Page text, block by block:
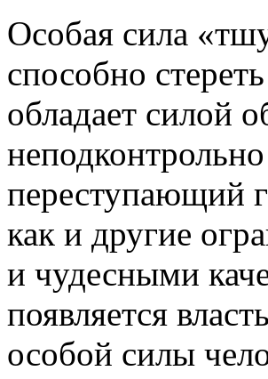
Особая сила
способно
обладает силой
переступающий
как и другие
и чудесными
появляется
особой силы